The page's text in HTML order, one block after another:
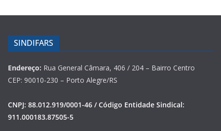
SINDIFARS
Endereço: Rua General Câmara, 406 / 204 – Bairro Centro
CEP: 90010-230 – Porto Alegre/RS
CNPJ: 88.012.919/0001-46 / Código Entidade Sindical:
911.000183.87505-5